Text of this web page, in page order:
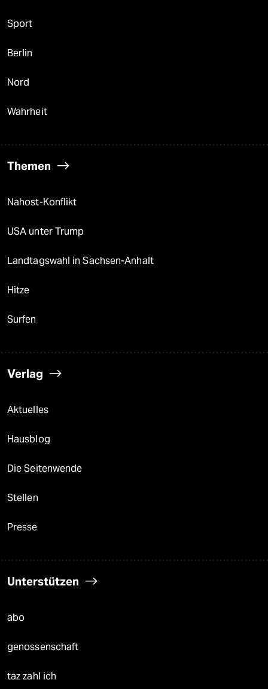
Sport
Berlin
Nord
Wahrheit
Themen
Nahost-Konflikt
USA unter Trump
Landtagswahl in Sachsen-Anhalt
Hitze
Surfen
Verlag
Aktuelles
Hausblog
Die Seitenwende
Stellen
Presse
Unterstützen
abo
genossenschaft
taz zahl ich